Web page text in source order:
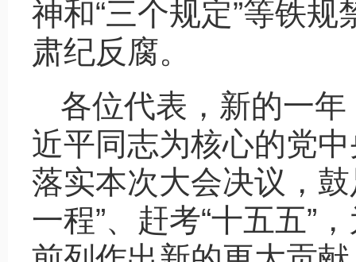
神和“三个规定”等铁
肃纪反腐。
各位代表，新的一
近平同志为核心的党
落实本次大会决议，
一程”、赶考“十五五”